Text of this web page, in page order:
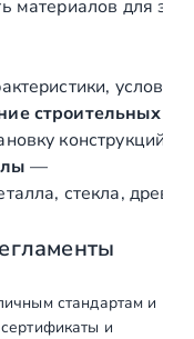
материалов для
строительных и
конструкций
—
стекла,
стандартам и
и